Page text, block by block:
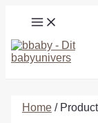
MAIN
MENU
Home/